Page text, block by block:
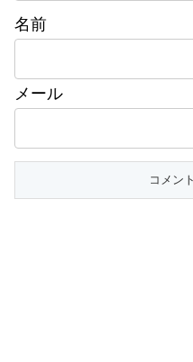
名前
メール